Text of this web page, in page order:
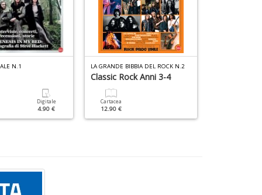
N.1
Digitale
4.90 €
LA GRANDE BIBBIA DEL ROCK N.2
Classic Rock Anni 3-4
Cartacea
12.90 €